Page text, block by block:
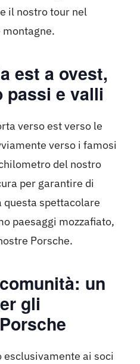
il nostro tour nel
est a ovest,
passi e valli
verso est verso le
verso i famosi
del nostro
per garantire di
spettacolare
paesaggi mozzafiato,
Porsche.
un
gli
ai soci